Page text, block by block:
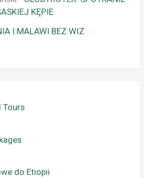
KĘPIE
I MALAWI BEZ WIZ
Tours
do Etiopii